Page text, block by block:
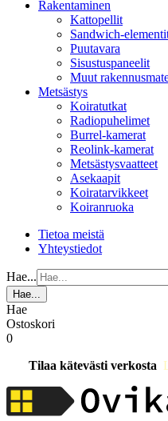
Rakentaminen
Kattopellit
Sandwich-
Puutavara
Sisustuspaneelit
Muut
Metsästys
Koiratutkat
Radiopuhelimet
Burrel-kamerat
Reolink-kamerat
Metsästysvaatteet
Asekaapit
Koiratarvikkeet
Koiranruoka
Tietoa meistä
Yhteystiedot
Hae...
Hae...
Hae
Ostoskori
0
Tilaa kätevästi verkosta